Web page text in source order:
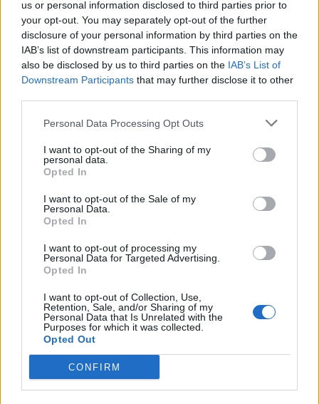
us or personal information disclosed to third parties prior to
your opt-out. You may separately opt-out of the further
disclosure of your personal information by third parties on the
IAB’s list of downstream participants. This information may
also be disclosed by us to third parties on the IAB’s List of
Downstream Participants that may further disclose it to other
Personal Data Processing Opt Outs
I want to opt-out of the Sharing of my
personal data.
Opted In
I want to opt-out of the Sale of my
Personal Data.
Opted In
I want to opt-out of processing my
Personal Data for Targeted Advertising.
Opted In
I want to opt-out of Collection, Use,
Retention, Sale, and/or Sharing of my
Personal Data that Is Unrelated with the
Purposes for which it was collected.
Opted Out
CONFIRM
Θάσου
08.08.2026 - 12.24